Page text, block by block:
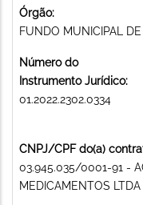
Órgão:
FUNDO MUNICIPAL
Número do
Instrumento Jurídico:
01.2022.2302.0334
CNPJ/CPF do(a)
03.945.035/0001-91 -
MEDICAMENTOS LTDA